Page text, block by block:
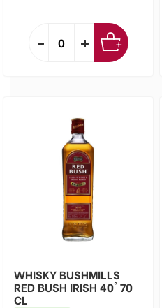
WHISKY BUSHMILLS
RED BUSH IRISH 40° 70
CL